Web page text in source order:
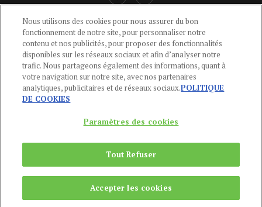
LIENS UTILES
CGU-POLITIQUE DE CONFIDENTIALITÉ -POLITIQUE DES COOKIES
MENTIONS LÉGALES -AIDE
CONTACT
Du Lundi au Vendredi, 9h-13h et 14h-17h
Copyright © 2024Publications Agora
REMONTER
Nous utilisons des cookies pour nous assurer du bon
fonctionnement de notre site, pour personnaliser notre
contenu et nos publicités, pour proposer des fonctionnalités
disponibles sur les réseaux sociaux et afin d’analyser notre
trafic. Nous partageons également des informations, quant à
votre navigation sur notre site, avec nos partenaires
analytiques, publicitaires et de réseaux sociaux.POLITIQUE
DE COOKIES
Paramètres des cookies
Tout Refuser
Accepter les cookies